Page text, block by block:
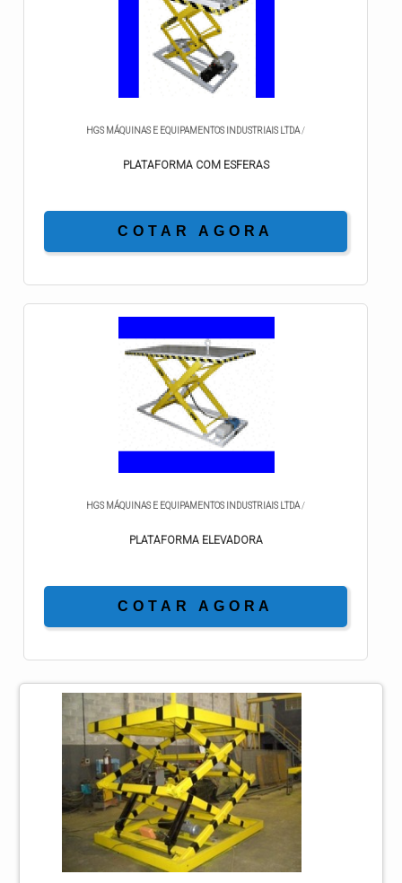
HGS MÁQUINAS E EQUIPAMENTOS INDUSTRIAIS LTDA /
PLATAFORMA COM ESFERAS
COTAR AGORA
HGS MÁQUINAS E EQUIPAMENTOS INDUSTRIAIS LTDA /
PLATAFORMA ELEVADORA
COTAR AGORA